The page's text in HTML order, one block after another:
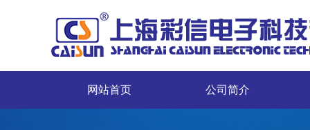
网站首页 公司简介